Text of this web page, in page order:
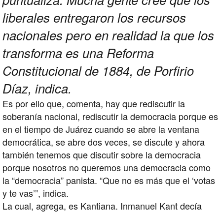
liberales entregaron los recursos
nacionales pero en realidad la que los
transforma es una Reforma
Constitucional de 1884, de Porfirio
Díaz, indica.
Es por ello que, comenta, hay que rediscutir la
soberanía nacional, rediscutir la democracia porque es
en el tiempo de Juárez cuando se abre la ventana
democrática, se abre dos veces, se discute y ahora
también tenemos que discutir sobre la democracia
porque nosotros no queremos una democracia como
la “democracia” panista. “Que no es más que el ‘votas
y te vas’”, indica.
La cual, agrega, es Kantiana. Inmanuel Kant decía